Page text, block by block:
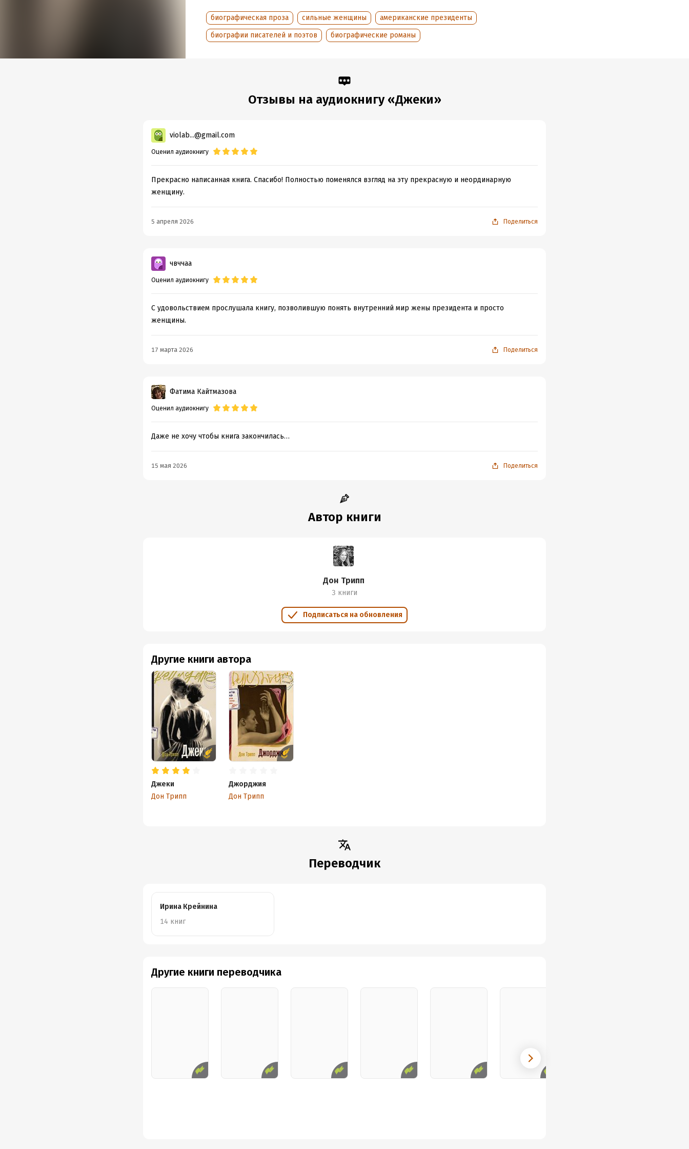
Год издания:2026
Дата поступления:14 января 2026
Переводчик:Ирина Крейнина
биографическая проза сильные женщины
американские президенты
биографии писателей и поэтов
биографические романы
Отзывы на аудиокнигу «Джеки»
violab...@gmail.com
Оценил аудиокнигу
Прекрасно написанная книга. Спасибо! Полностью поменялся взгляд на эту прекрасную и неординарную
женщину.
5 апреля 2026 Поделиться
чвччаа
Оценил аудиокнигу
С удовольствием прослушала книгу, позволившую понять внутренний мир жены президента и просто
женщины.
17 марта 2026 Поделиться
Фатима Кайтмазова
Оценил аудиокнигу
Даже не хочу чтобы книга закончилась…
15 мая 2026 Поделиться
Автор книги
Дон Трипп
3 книги
Подписаться на обновления
Другие книги автора
Джеки
Дон Трипп
Джорджия
Дон Трипп
Переводчик
Ирина Крейнина
14 книг
Другие книги переводчика